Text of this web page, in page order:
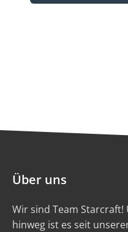
Über uns
Wir sind Team Starcraft!
hinweg ist es seit